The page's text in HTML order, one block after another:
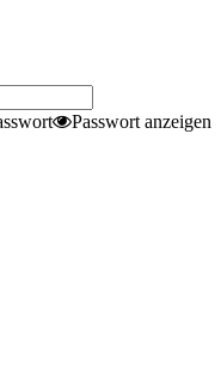
Passwort anzeigen